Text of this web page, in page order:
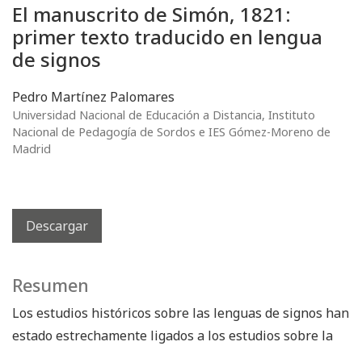
El manuscrito de Simón, 1821:
primer texto traducido en lengua
de signos
Pedro Martínez Palomares
Universidad Nacional de Educación a Distancia, Instituto
Nacional de Pedagogía de Sordos e IES Gómez-Moreno de
Madrid
Descargar
Resumen
Los estudios históricos sobre las lenguas de signos han
estado estrechamente ligados a los estudios sobre la